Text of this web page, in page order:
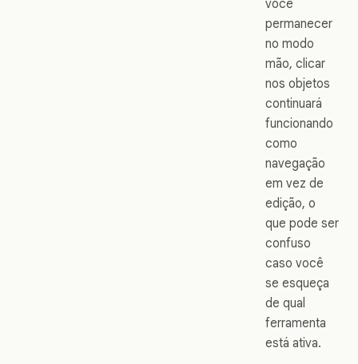
você
permanecer
no modo
mão, clicar
nos objetos
continuará
funcionando
como
navegação
em vez de
edição, o
que pode ser
confuso
caso você
se esqueça
de qual
ferramenta
está ativa.